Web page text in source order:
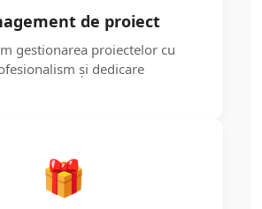
de proiect
gestionarea proiectelor cu
și dedicare
🎁